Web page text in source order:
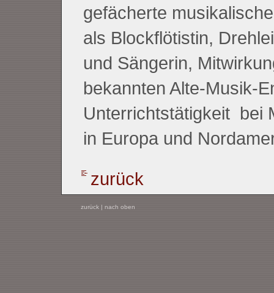
gefächerte
als Blockflötistin,
und Sängerin,
bekannten Alte-Musik-
Unterrichtstätigkeit bei
in Europa und
zurück
zurück| nach oben